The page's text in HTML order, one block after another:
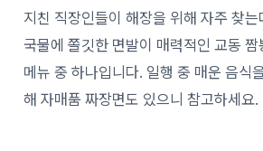
지친 직장인들이 해장을 위해 자주 찾
국물에 쫄깃한 면발이 매력적인 교동 짬
메뉴 중 하나입니다. 일행 중 매운 음식
해 자매품 짜장면도 있으니 참고하세요.